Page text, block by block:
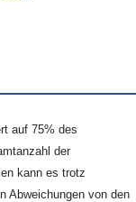
auf 75% des
der
kann es trotz
Abweichungen von den